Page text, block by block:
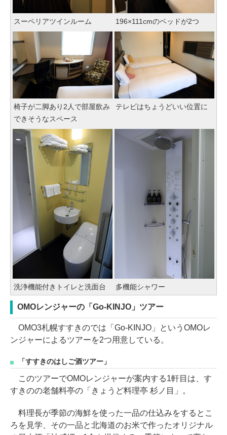
スーペリアツインルーム 196×111cmのベッドが2つ
椅子が二脚あり2人で部屋飲み
できそうなスペース
テレビはちょうどいい位置に
洗浄機能付きトイレと洗面台 多機能シャワー
OMOレンジャーの「Go-KINJO」ツアー
OMO3札幌すすきのでは「Go-KINJO」というOMOレ
ンジャーによるツアーを2つ用意している。
「すすきのはしご酒ツアー」
このツアーでOMOレンジャーが案内する1軒目は、す
すきのの老舗料亭の「きょうど料理亭 杉ノ目」。
料理長が季節の海鮮を使った一品の仕込みをするとこ
ろを見学、その一品と北海道のお米で作ったオリジナル